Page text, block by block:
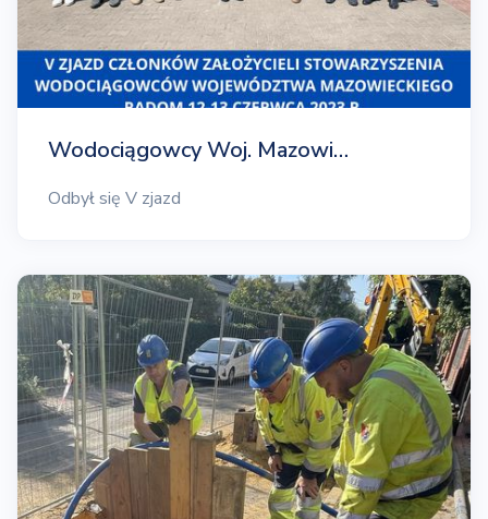
Wodociągowcy Woj. Mazowi…
Odbył się V zjazd